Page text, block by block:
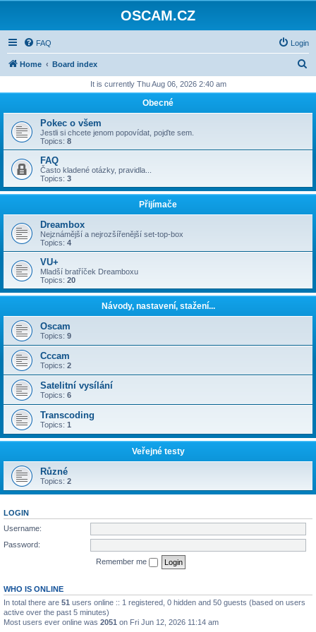
OSCAM.CZ
FAQ Login
Home Board index
r
h
It is currently Thu Aug 06, 2026 2:40 am
Obecné
Pokec o všem
Jestli si chcete jenom popovídat, pojďte sem.
Topics: 8
FAQ
Často kladené otázky, pravidla...
Topics: 3
Přijímače
Dreambox
Nejznámější a nejrozšířenější set-top-box
Topics: 4
VU+
Mladší bratříček Dreamboxu
Topics: 20
Návody, nastavení, stažení...
Oscam
Topics: 9
Cccam
Topics: 2
Satelitní vysílání
Topics: 6
Transcoding
Topics: 1
Veřejné testy
Různé
Topics: 2
LOGIN
Username:
Password:
Remember me
WHO IS ONLINE
In total there are 51 users online :: 1 registered, 0 hidden and 50 guests (based on users
active over the past 5 minutes)
Most users ever online was 2051 on Fri Jun 12, 2026 11:14 am